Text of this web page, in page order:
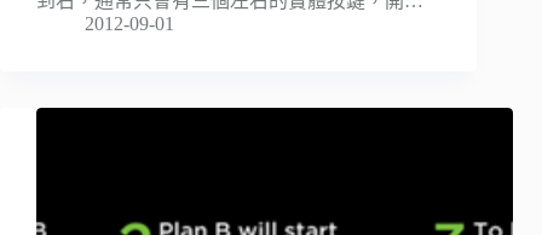
2012-09-01